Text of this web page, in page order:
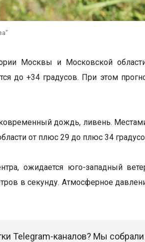
Москвы и Московской
до +34 градусов. При этом
дождь, ливень.
от плюс 29 до плюс 34
ожидается юго-западный
в секунду. Атмосферное
Telegram-каналов? Мы